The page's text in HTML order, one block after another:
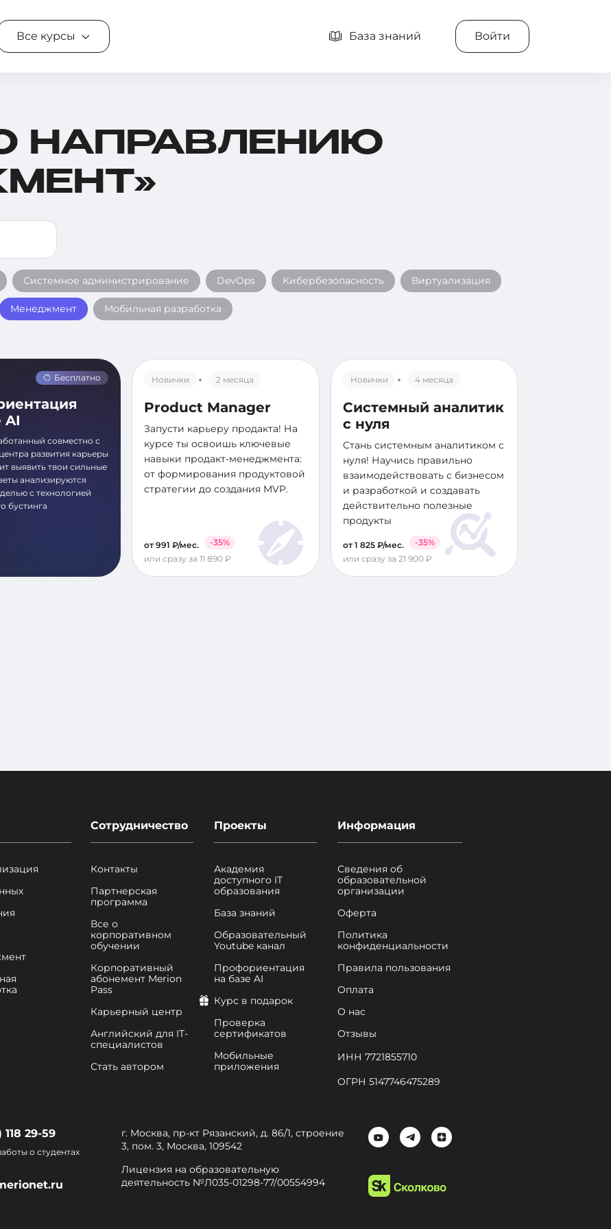
Все курсы База знаний Войти
НАПРАВЛЕНИЮ
Системное администрирование DevOps Кибербезопасность Виртуализация
Менеджмент Мобильная разработка
Бесплатно
AI
совместно с
развития карьеры
выявить твои сильные
анализируются
с технологией
бустинга
Новички 2 месяца
Product Manager
Запусти карьеру продакта! На
курсе ты освоишь ключевые
навыки продакт-менеджмента:
от формирования продуктовой
стратегии до создания MVP.
от 991 ₽/мес.
-35%
или сразу за 11 890 ₽
Новички 4 месяца
Системный аналитик
с нуля
Стань системным аналитиком с
нуля! Научись правильно
взаимодействовать с бизнесом
и разработкой и создавать
действительно полезные
продукты
от 1 825 ₽/мес.
-35%
или сразу за 21 900 ₽
Сотрудничество
Контакты
Партнерская
программа
Все о
корпоративном
обучении
Корпоративный
абонемент Merion
Pass
Карьерный центр
Английский для IT-
специалистов
Стать автором
Проекты
Академия
доступного IT
образования
База знаний
Образовательный
Youtube канал
Профориентация
на базе AI
Курс в подарок
Проверка
сертификатов
Мобильные
приложения
Информация
Сведения об
образовательной
организации
Оферта
Политика
конфиденциальности
Правила пользования
Оплата
О нас
Отзывы
ИНН 7721855710
ОГРН 5147746475289
29-59
о студентах
г. Москва, пр-кт Рязанский, д. 86/1, строение
3, пом. 3, Москва, 109542
Лицензия на образовательную
деятельность №Л035-01298-77/00554994